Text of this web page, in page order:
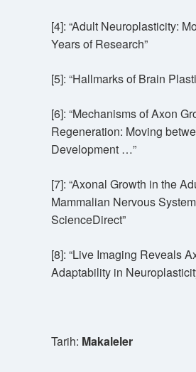
[4]: “Adult Neuroplasticity:
Years of Research”
[5]: “Hallmarks of Brain
[6]: “Mechanisms of Axon
Regeneration: Moving
Development …”
[7]: “Axonal Growth in the
Mammalian Nervous
ScienceDirect”
[8]: “Live Imaging Reveals
Adaptability in
Tarih: Makaleler